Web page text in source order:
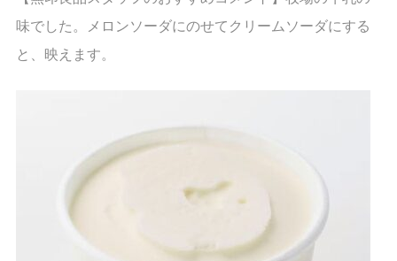
味でした。メロンソーダにのせてクリームソーダにする
と、映えます。